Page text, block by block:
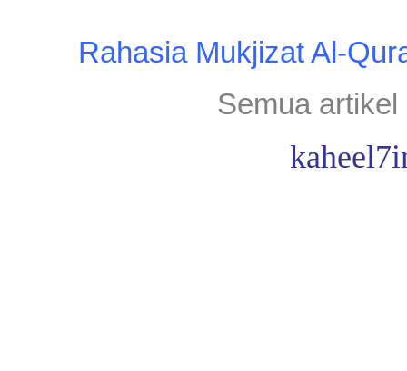
Rahasia Mukjizat Al-
Semua